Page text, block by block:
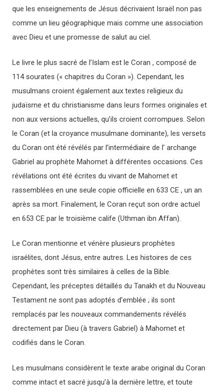
que les enseignements de Jésus décrivaient Israël non pas
comme un lieu géographique mais comme une association
avec Dieu et une promesse de salut au ciel.
Le livre le plus sacré de l’Islam est le Coran , composé de
114 sourates (« chapitres du Coran »). Cependant, les
musulmans croient également aux textes religieux du
judaïsme et du christianisme dans leurs formes originales et
non aux versions actuelles, qu’ils croient corrompues. Selon
le Coran (et la croyance musulmane dominante), les versets
du Coran ont été révélés par l’intermédiaire de l’ archange
Gabriel au prophète Mahomet à différentes occasions. Ces
révélations ont été écrites du vivant de Mahomet et
rassemblées en une seule copie officielle en 633 CE , un an
après sa mort. Finalement, le Coran reçut son ordre actuel
en 653 CE par le troisième calife (Uthman ibn Affan).
Le Coran mentionne et vénère plusieurs prophètes
israélites, dont Jésus, entre autres. Les histoires de ces
prophètes sont très similaires à celles de la Bible.
Cependant, les préceptes détaillés du Tanakh et du Nouveau
Testament ne sont pas adoptés d’emblée ; ils sont
remplacés par les nouveaux commandements révélés
directement par Dieu (à travers Gabriel) à Mahomet et
codifiés dans le Coran.
Les musulmans considèrent le texte arabe original du Coran
comme intact et sacré jusqu’à la dernière lettre, et toute